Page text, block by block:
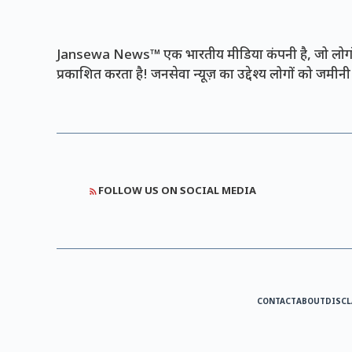
Jansewa News™ एक भारतीय मीडिया कंपनी है, जो
प्रकाशित करता है! जनसेवा न्यूज़ का उद्देश्य लोगों को
FOLLOW US ON SOCIAL MEDIA
CONTACTABOUT